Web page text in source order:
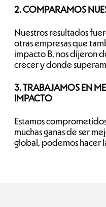
2. COMPARAMOS
Nuestros resultados
otras empresas que
impacto B, nos dijeron
crecer y donde
3. TRABAJAMOS EN
IMPACTO
Estamos
muchas ganas de ser
global, podemos hacer